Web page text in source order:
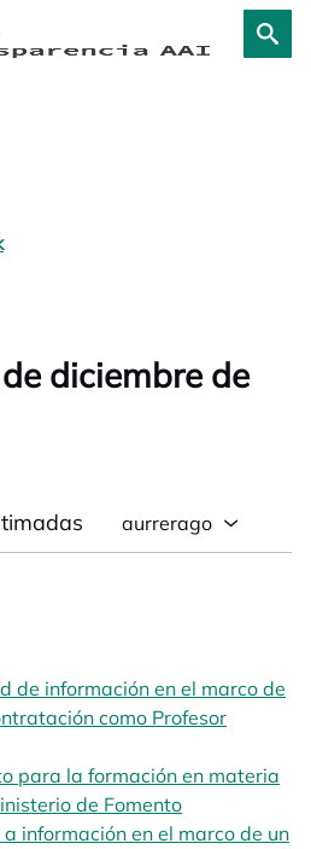
diciembre de
aurrerago
de información en el marco de
como Profesor
para la formación en materia
de Fomento
información en el marco de un